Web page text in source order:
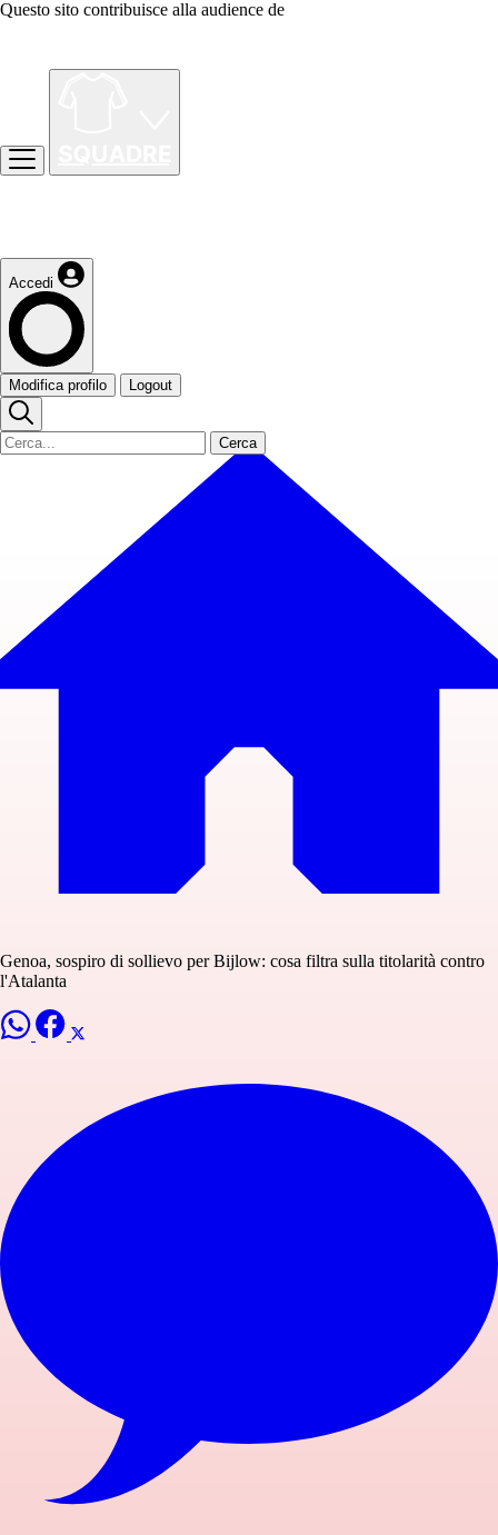
Questo sito contribuisce alla audience de
Accedi
Modifica profilo Logout
Cerca
Genoa, sospiro di sollievo per Bijlow: cosa filtra sulla titolarità contro
l'Atalanta